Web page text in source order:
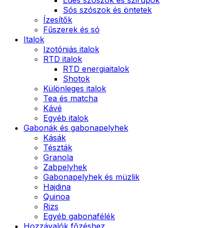
Sós szószok és öntetek
Ízesítők
Fűszerek és só
Italok
Izotóniás italok
RTD italok
RTD energiaitalok
Shotok
Különleges italok
Tea és matcha
Kávé
Egyéb italok
Gabonák és gabonapelyhek
Kásák
Tészták
Granola
Zabpelyhek
Gabonapelyhek és müzlik
Hajdina
Quinoa
Rizs
Egyéb gabonafélék
Hozzávalók főzéshez